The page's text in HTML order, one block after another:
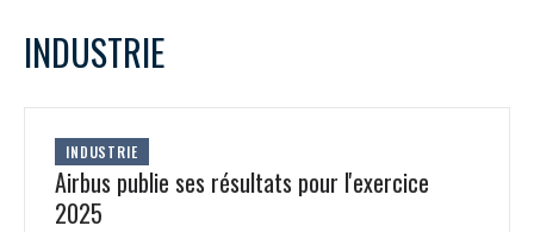
PRÉSENTATION
NOTRE VISION
ORGANISATION
L
1
9
11
INDUSTRIE
INDUSTRIE
Airbus publie ses résultats pour l'exercice
2025
Rejoignez une filière d’excellence et développez